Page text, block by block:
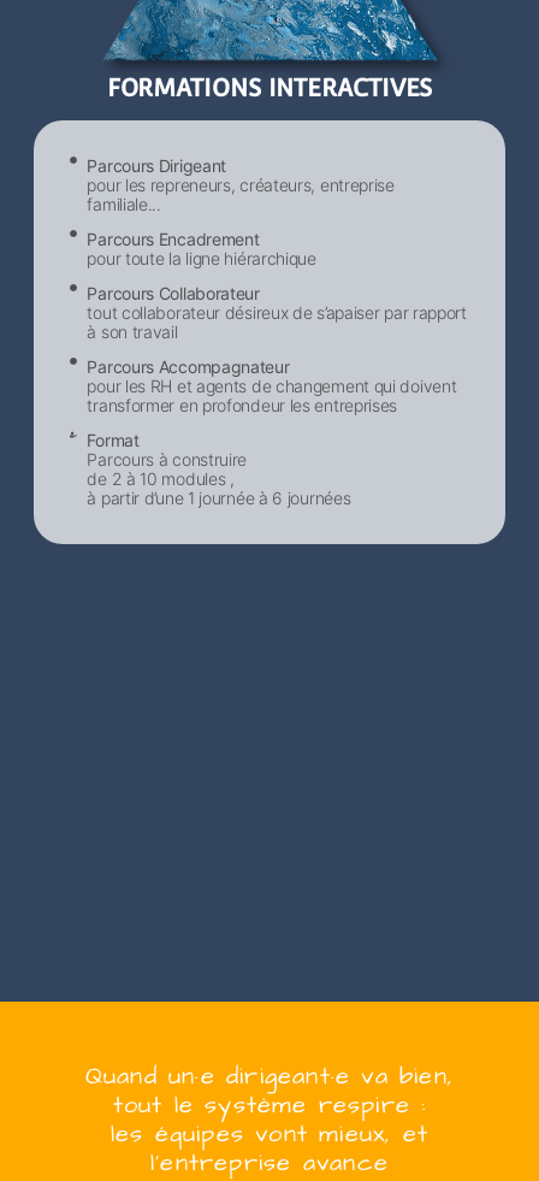
FORMATIONS INTERACTIVES
Parcours Dirigeant
pour les repreneurs, créateurs, entreprise
familiale...
Parcours Encadrement
pour toute la ligne hiérarchique
Parcours Collaborateur
tout collaborateur désireux de s’apaiser par rapport
à son travail
Parcours Accompagnateur
pour les RH et agents de changement qui doivent
transformer en profondeur les entreprises
Format
Parcours à construire
de 2 à 10 modules ,
à partir d’une 1 journée à 6 journées
Quandun·e dirigeant·e va bien,
tout le système respire :
les équipes vont mieux, et
l’entreprise avance